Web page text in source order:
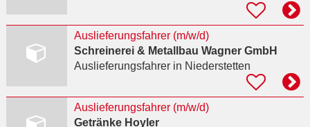
Auslieferungsfahrer (m/w/d)
Schreinerei & Metallbau Wagner GmbH
Auslieferungsfahrerin Niederstetten
Auslieferungsfahrer (m/w/d)
Getränke Hoyler